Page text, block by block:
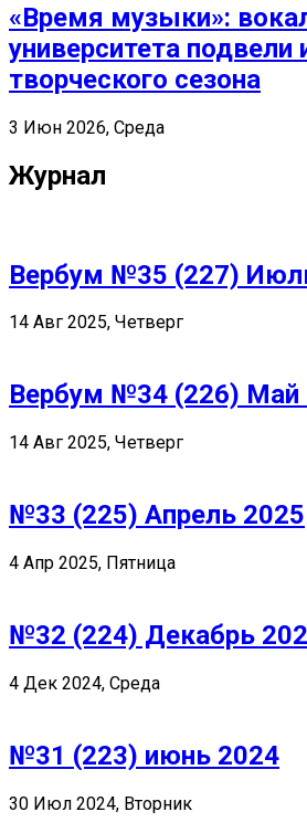
«Время музыки»:
университета подвели
творческого сезона
3 Июн 2026, Среда
Журнал
Вербум №35 (227)
14 Авг 2025, Четверг
Вербум №34 (226) Май
14 Авг 2025, Четверг
№33 (225) Апрель 2025
4 Апр 2025, Пятница
№32 (224) Декабрь
4 Дек 2024, Среда
№31 (223) июнь 2024
30 Июл 2024, Вторник